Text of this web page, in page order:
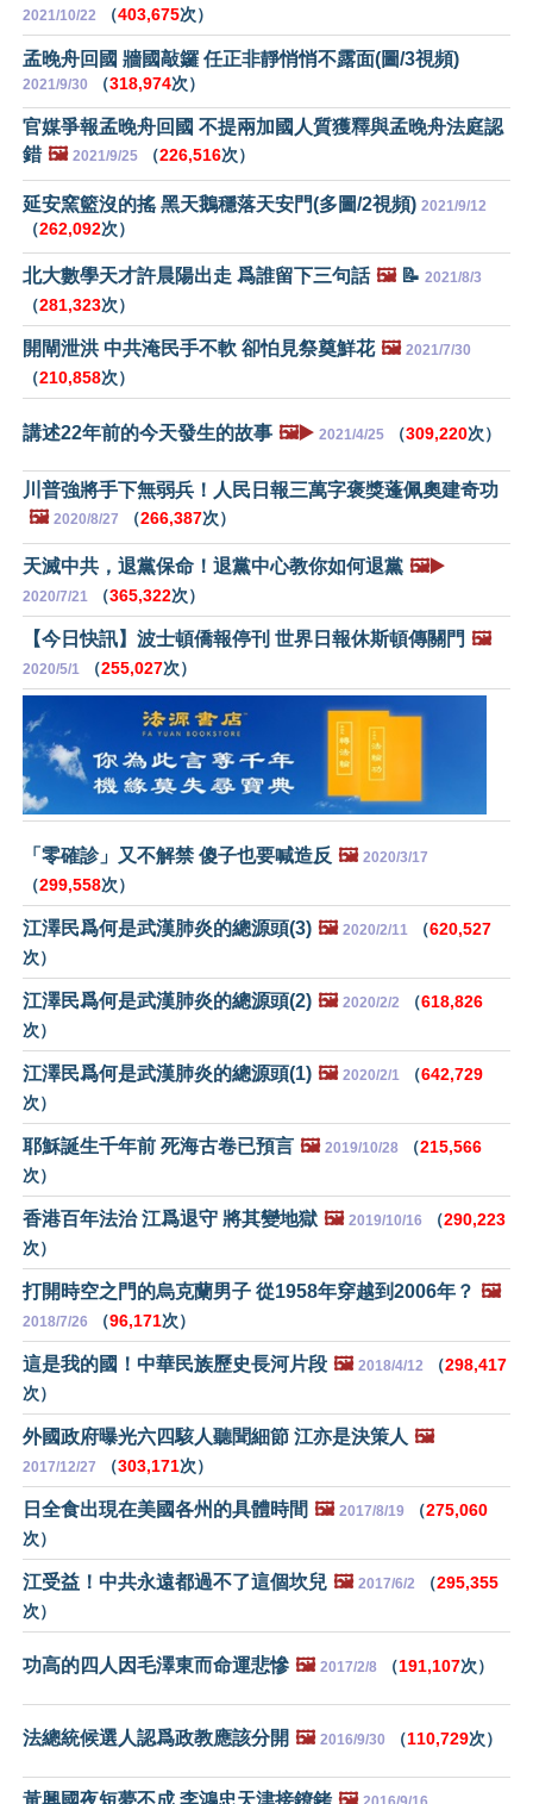
2021/10/22 （403,675次）
孟晚舟回國 牆國敲鑼 任正非靜悄悄不露面(圖/3視頻)
2021/9/30 （318,974次）
官媒爭報孟晚舟回國 不提兩加國人質獲釋與孟晚舟法庭認
錯 🖼️ 2021/9/25 （226,516次）
延安窯籃沒的搖 黑天鵝穩落天安門(多圖/2視頻) 2021/9/12
（262,092次）
北大數學天才許晨陽出走 爲誰留下三句話 🖼️📝 2021/8/3
（281,323次）
開閘泄洪 中共淹民手不軟 卻怕見祭奠鮮花 🖼️ 2021/7/30
（210,858次）
講述22年前的今天發生的故事 🖼️▶️ 2021/4/25 （309,220次）
川普強將手下無弱兵！人民日報三萬字褒獎蓬佩奧建奇功
🖼️ 2020/8/27 （266,387次）
天滅中共，退黨保命！退黨中心教你如何退黨 🖼️▶️
2020/7/21 （365,322次）
【今日快訊】波士頓僑報停刊 世界日報休斯頓傳關門 🖼️
2020/5/1 （255,027次）
「零確診」又不解禁 傻子也要喊造反 🖼️ 2020/3/17
（299,558次）
江澤民爲何是武漢肺炎的總源頭(3) 🖼️ 2020/2/11 （620,527
次）
江澤民爲何是武漢肺炎的總源頭(2) 🖼️ 2020/2/2 （618,826
次）
江澤民爲何是武漢肺炎的總源頭(1) 🖼️ 2020/2/1 （642,729
次）
耶穌誕生千年前 死海古卷已預言 🖼️ 2019/10/28 （215,566
次）
香港百年法治 江爲退守 將其變地獄 🖼️ 2019/10/16 （290,223
次）
打開時空之門的烏克蘭男子 從1958年穿越到2006年？ 🖼️
2018/7/26 （96,171次）
這是我的國！中華民族歷史長河片段 🖼️ 2018/4/12 （298,417
次）
外國政府曝光六四駭人聽聞細節 江亦是決策人 🖼️
2017/12/27 （303,171次）
日全食出現在美國各州的具體時間 🖼️ 2017/8/19 （275,060
次）
江受益！中共永遠都過不了這個坎兒 🖼️ 2017/6/2 （295,355
次）
功高的四人因毛澤東而命運悲慘 🖼️ 2017/2/8 （191,107次）
法總統候選人認爲政教應該分開 🖼️ 2016/9/30 （110,729次）
黃興國夜短夢不成 李鴻忠天津接鐐銬 🖼️